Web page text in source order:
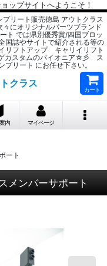
ップサイトへようこそ！
リート販売徳島 アウトクラス
にオリジナルパーツブランド
ト では県別優秀賞/四国ブロッ
国誌やサイトで紹介される等の
リフトアップ キャリイリフト
カスタムのパイオニア☆彡 ス
リート にお任せ下さい。
クラス
カート
内 マイページ
ート
ンバーサポート